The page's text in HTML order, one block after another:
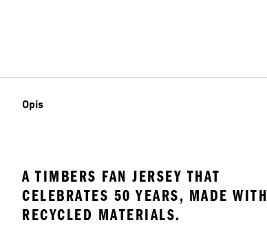
Opis
A TIMBERS FAN JERSEY THAT
CELEBRATES 50 YEARS, MADE WITH
RECYCLED MATERIALS.